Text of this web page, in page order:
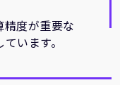
度が重要な
います。